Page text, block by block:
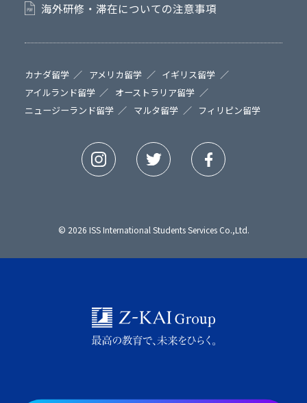
海外研修・滞在についての注意事項
カナダ留学 アメリカ留学
イギリス留学
アイルランド留学
オーストラリア留学
ニュージーランド留学
マルタ留学 フィリピン留学
© 2026 ISS International Students Services Co.,Ltd.